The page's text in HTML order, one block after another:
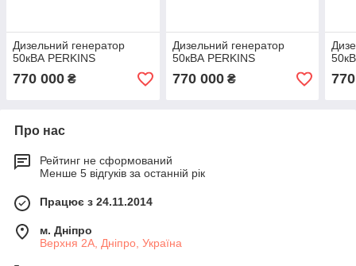
Дизельний генератор
50кВА PERKINS
770 000 ₴
Дизельний генератор
50кВА PERKINS
770 000₴
Про нас
Рейтинг не сформований
Менше 5 відгуків за останній рік
Працює з 24.11.2014
м. Дніпро
Верхня 2А, Дніпро, Україна